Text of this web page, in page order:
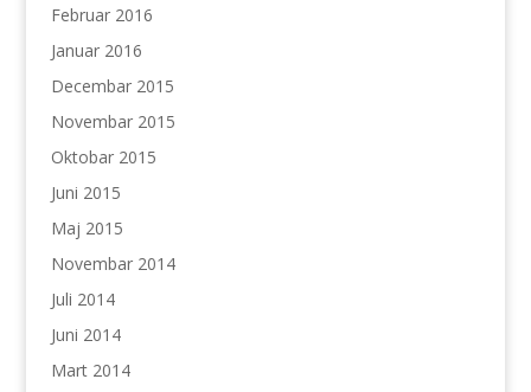
Februar 2016
Januar 2016
Decembar 2015
Novembar 2015
Oktobar 2015
Juni 2015
Maj 2015
Novembar 2014
Juli 2014
Juni 2014
Mart 2014